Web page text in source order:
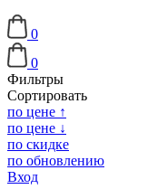
0
0
Фильтры
Сортировать
по цене ↑
по цене ↓
по скидке
по обновлению
Вход